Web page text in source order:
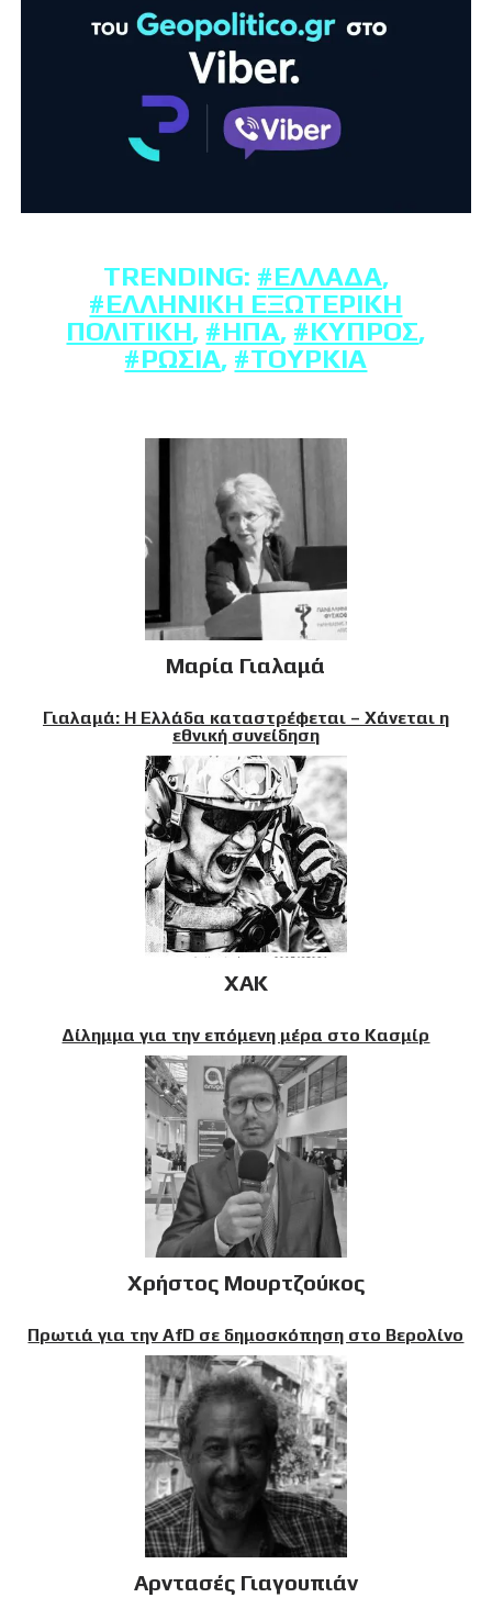
TRENDING: #ΕΛΛΆΔΑ,
#ΕΛΛΗΝΙΚΉ ΕΞΩΤΕΡΙΚΉ
ΠΟΛΙΤΙΚΉ, #ΗΠΑ, #ΚΎΠΡΟΣ,
#ΡΩΣΊΑ, #ΤΟΥΡΚΊΑ
Μαρία Γιαλαμά
Γιαλαμά: Η Ελλάδα καταστρέφεται – Χάνεται η
εθνική συνείδηση
XAK
Δίλημμα για την επόμενη μέρα στο Κασμίρ
Χρήστος Μουρτζούκος
Πρωτιά για την AfD σε δημοσκόπηση στο Βερολίνο
Αρντασές Γιαγουπιάν